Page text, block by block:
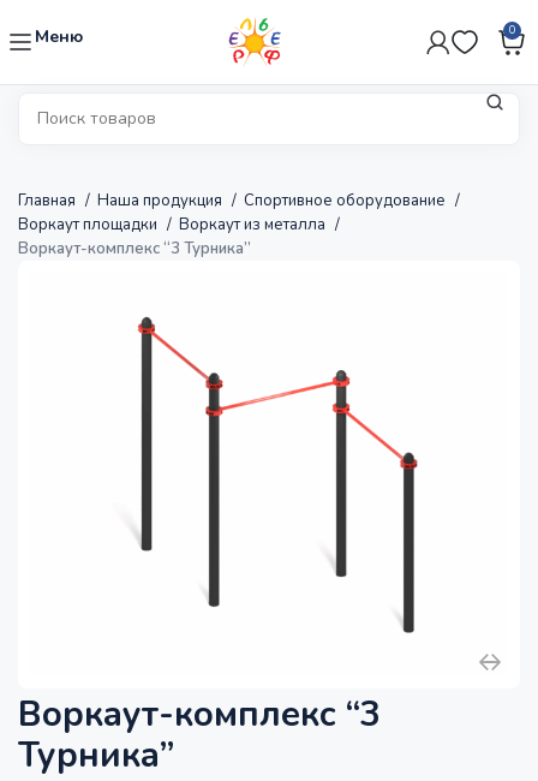
Меню 0
Главная Наша продукция
Спортивное оборудование
Воркаут площадки
Воркаут из металла
Воркаут-комплекс “3 Турника”
Воркаут-комплекс “3
Турника”